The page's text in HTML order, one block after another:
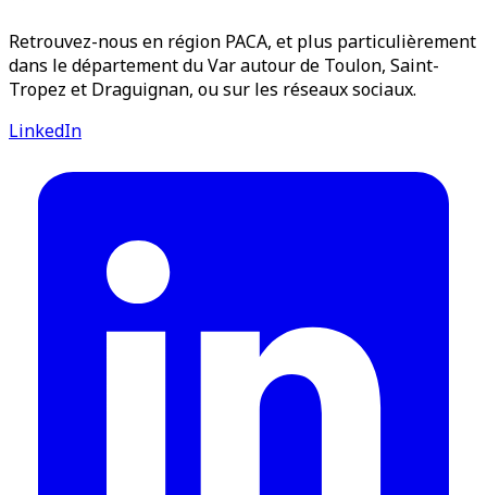
Retrouvez-nous en région PACA, et plus particulièrement
dans le département du Var autour de Toulon, Saint-
Tropez et Draguignan, ou sur les réseaux sociaux.
LinkedIn